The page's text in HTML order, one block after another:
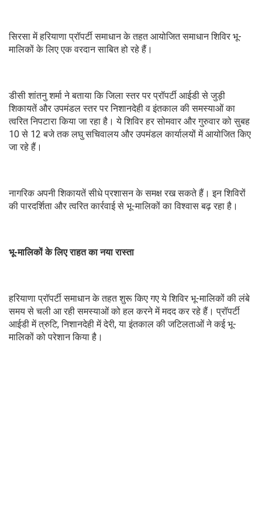
सिरसा में हरियाणा प्रॉपर्टी समाधान के तहत आयोजित समाधान शिविर भू-
मालिकों के लिए एक वरदान साबित हो रहे हैं।
डीसी शांतनु शर्मा ने बताया कि जिला स्तर पर प्रॉपर्टी आईडी से जुड़ी
शिकायतें और उपमंडल स्तर पर निशानदेही व इंतकाल की समस्याओं का
त्वरित निपटारा किया जा रहा है। ये शिविर हर सोमवार और गुरुवार को सुबह
10 से 12 बजे तक लघु सचिवालय और उपमंडल कार्यालयों में आयोजित किए
जा रहे हैं।
नागरिक अपनी शिकायतें सीधे प्रशासन के समक्ष रख सकते हैं। इन शिविरों
की पारदर्शिता और त्वरित कार्रवाई से भू-मालिकों का विश्वास बढ़ रहा है।
भू-मालिकों के लिए राहत का नया रास्ता
हरियाणा प्रॉपर्टी समाधान के तहत शुरू किए गए ये शिविर भू-मालिकों की लंबे
समय से चली आ रही समस्याओं को हल करने में मदद कर रहे हैं। प्रॉपर्टी
आईडी में त्रुटि, निशानदेही में देरी, या इंतकाल की जटिलताओं ने कई भू-
मालिकों को परेशान किया है।